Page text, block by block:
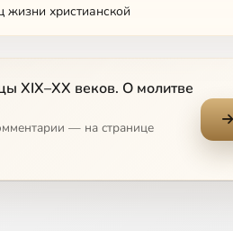
христианской
жизни
XIX–XX веков. О молитве
— на странице